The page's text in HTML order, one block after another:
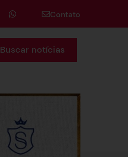
Contato
Buscar notícias